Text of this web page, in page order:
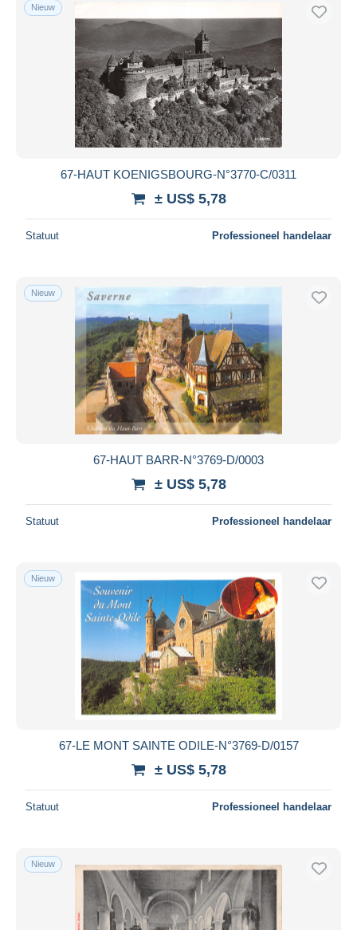
Nieuw
67-HAUT KOENIGSBOURG-N°3770-C/0311
± US$ 5,78
Statuut Professioneel handelaar
Nieuw
67-HAUT BARR-N°3769-D/0003
± US$ 5,78
Statuut Professioneel handelaar
Nieuw
67-LE MONT SAINTE ODILE-N°3769-D/0157
± US$ 5,78
Statuut Professioneel handelaar
Nieuw